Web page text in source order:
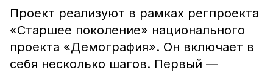
Проект реализуют в рамках регпроекта
«Старшее поколение» национального
проекта «Демография». Он включает в
себя несколько шагов. Первый —